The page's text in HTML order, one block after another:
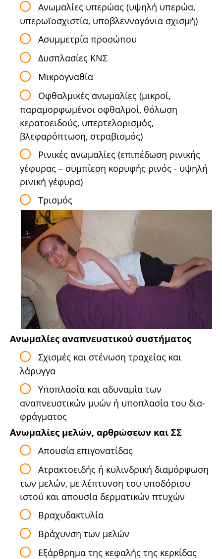
Ανωμαλίες υπερώας (υψηλή υπερώα,
υπερωϊοσχιστία, υποβλεννογόνια σχισμή)
Ασυμμετρία προσώπου
Δυσπλασίες ΚΝΣ
Μικρογναθία
Οφθαλμικές ανωμαλίες (μικροί,
παραμορφωμένοι οφθαλμοί, θόλωση
κερατοει­δούς, υπερτελορισμός,
βλεφαρόπτωση, στραβισμός)
Ρινικές ανωμαλίες (επιπέδωση ρινικής
γέφυρας – συμπίεση κορυφής ρινός - υψηλή
ρινική γέφυρα)
Τρισμός
Ανωμαλίες αναπνευστικού συστήματος
Σχισμές και στένωση τραχείας και
λάρυγγα
Υποπλασία και αδυναμία των
αναπνευστικών μυών ή υποπλασία του δια­
φράγματος
Ανωμαλίες μελών, αρθρώσεων και ΣΣ
Απουσία επιγονατίδας
Ατρακτοειδής ή κυλινδρική διαμόρφωση
των μελών, με λέπτυνση του υποδόριου
ιστού και απουσία δερματικών πτυχών
Βραχυδακτυλία
Βράχυνση των μελών
Εξάρθρημα της κεφαλής της κερκίδας